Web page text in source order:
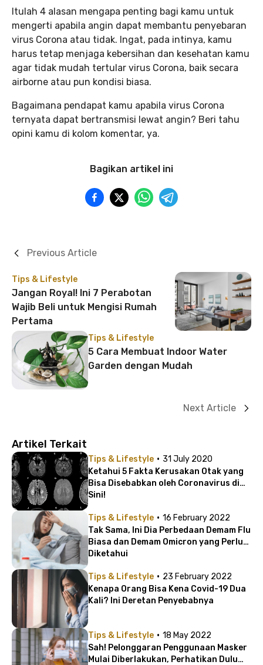
Itulah 4 alasan mengapa penting bagi kamu untuk
mengerti apabila angin dapat membantu penyebaran
virus Corona atau tidak. Ingat, pada intinya, kamu
harus tetap menjaga kebersihan dan kesehatan kamu
agar tidak mudah tertular virus Corona, baik secara
airborne atau pun kondisi biasa.
Bagaimana pendapat kamu apabila virus Corona
ternyata dapat bertransmisi lewat angin? Beri tahu
opini kamu di kolom komentar, ya.
Bagikan artikel ini
Tips & Lifestyle
Jangan Royal! Ini 7 Perabotan
Wajib Beli untuk Mengisi Rumah
Pertama
Previous Article
Tips & Lifestyle
5 Cara Membuat Indoor Water
Garden dengan Mudah
Next Article
Artikel Terkait
Tips & Lifestyle · 31 July 2020
Ketahui 5 Fakta Kerusakan Otak yang
Bisa Disebabkan oleh Coronavirus di
Sini!
Tips & Lifestyle · 16 February 2022
Tak Sama, Ini Dia Perbedaan Demam Flu
Biasa dan Demam Omicron yang Perlu
Diketahui
Tips & Lifestyle · 23 February 2022
Kenapa Orang Bisa Kena Covid-19 Dua
Kali? Ini Deretan Penyebabnya
Tips & Lifestyle · 18 May 2022
Sah! Pelonggaran Penggunaan Masker
Mulai Diberlakukan, Perhatikan Dulu